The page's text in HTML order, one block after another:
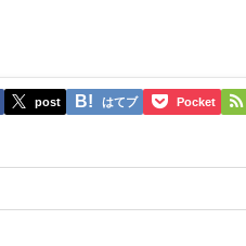
post はてブ Pocket